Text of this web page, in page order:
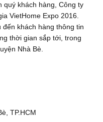
quý khách hàng, Công ty
VietHome Expo 2016.
khách hàng thông tin
thời gian sắp tới, trong
Nhà Bè.
TP.HCM